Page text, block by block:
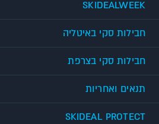
SKIDEALWEEK
חבילות סקי באיטליה
חבילות סקי בצרפת
תנאים ואחריות
SKIDEAL PROTECT